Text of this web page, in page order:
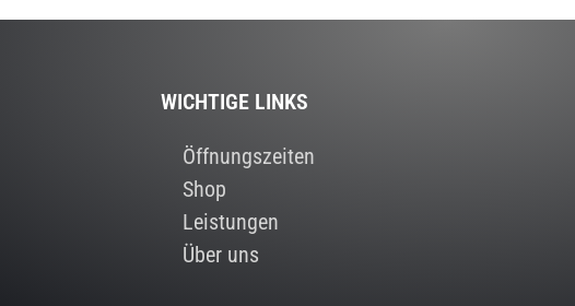
WICHTIGE LINKS
Öffnungszeiten
Shop
Leistungen
Über uns